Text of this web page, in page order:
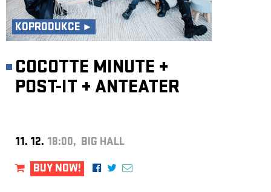
KOPRODUKCE ►
COCOTTE MINUTE +
POST-IT + ANTEATER
11. 12. 18:00, BIG HALL
BUY NOW!